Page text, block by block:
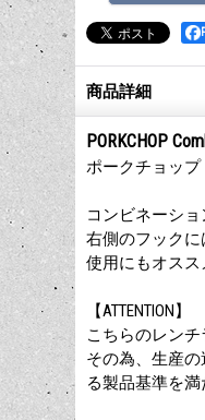
商品詳細
PORKCHOP
ポークチョップ
コンビネーシ
右側のフック
使用にもオスス
【ATTENTION】
こちらのレン
その為、生産の
る製品基準を満